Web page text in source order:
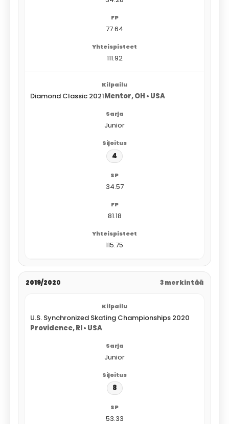
77.64
111.92
Diamond Classic 2021Mentor, OH • USA
Junior
4
34.57
81.18
115.75
2019/2020 3 merkintää
U.S. Synchronized Skating Championships 2020
Providence, RI • USA
Junior
8
53.33